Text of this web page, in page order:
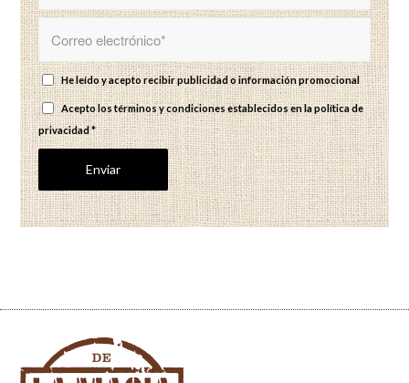
He leído y acepto recibir publicidad o información promocional
Acepto los términos y condiciones establecidos enla política de
privacidad*